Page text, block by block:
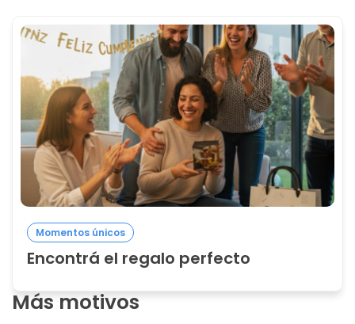
Momentos únicos
Encontrá el regalo perfecto
Más motivos